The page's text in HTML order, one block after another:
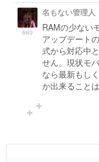
660
名もない管理人
RAMの少ない
アップデート
式から対応中
せん。現状モ
なら最新もし
か出来ること